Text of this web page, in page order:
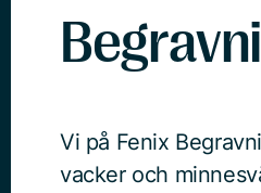
Vi på Fenix
vacker och